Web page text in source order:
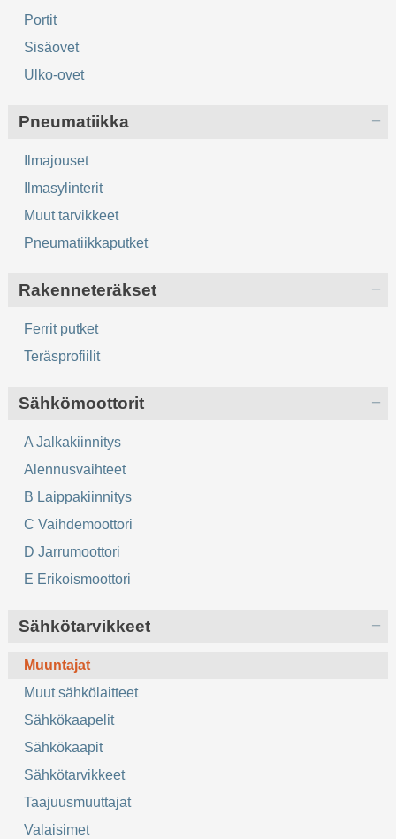
Portit
Sisäovet
Ulko-ovet
Pneumatiikka
Ilmajouset
Ilmasylinterit
Muut tarvikkeet
Pneumatiikkaputket
Rakenneteräkset
Ferrit putket
Teräsprofiilit
Sähkömoottorit
A Jalkakiinnitys
Alennusvaihteet
B Laippakiinnitys
C Vaihdemoottori
D Jarrumoottori
E Erikoismoottori
Sähkötarvikkeet
Muuntajat
Muut sähkölaitteet
Sähkökaapelit
Sähkökaapit
Sähkötarvikkeet
Taajuusmuuttajat
Valaisimet